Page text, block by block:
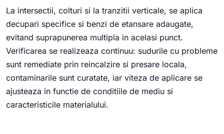
La intersectii, colturi si la tranzitii verticale, se aplica
decupari specifice si benzi de etansare adaugate,
evitand suprapunerea multipla in acelasi punct.
Verificarea se realizeaza continuu: sudurile cu probleme
sunt remediate prin reincalzire si presare locala,
contaminarile sunt curatate, iar viteza de aplicare se
ajusteaza in functie de conditiile de mediu si
caracteristicile materialului.